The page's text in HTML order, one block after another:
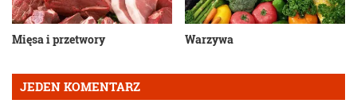
Mięsa i przetwory Warzywa
JEDEN KOMENTARZ